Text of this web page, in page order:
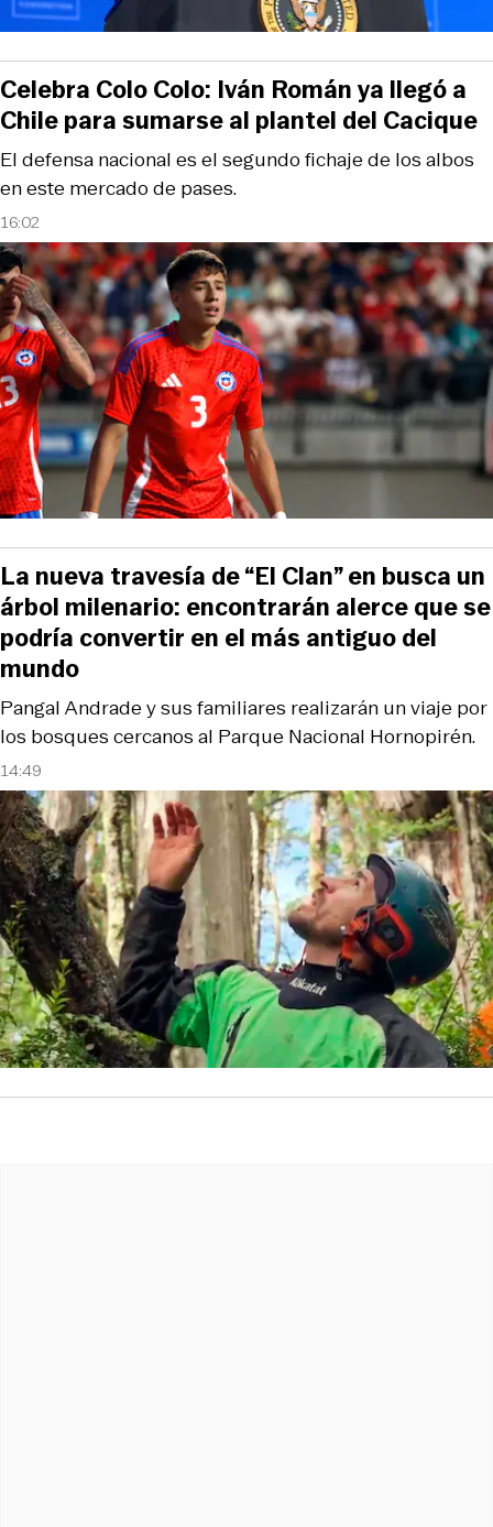
16:02
El defensa nacional es el segundo fichaje de los albos
en este mercado de pases.
Celebra Colo Colo: Iván Román ya llegó a
Chile para sumarse al plantel del Cacique
14:49
Pangal Andrade y sus familiares realizarán un viaje por
los bosques cercanos al Parque Nacional Hornopirén.
La nueva travesía de “El Clan” en busca un
árbol milenario: encontrarán alerce que se
podría convertir en el más antiguo del
mundo